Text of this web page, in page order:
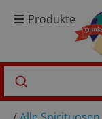
Produkte